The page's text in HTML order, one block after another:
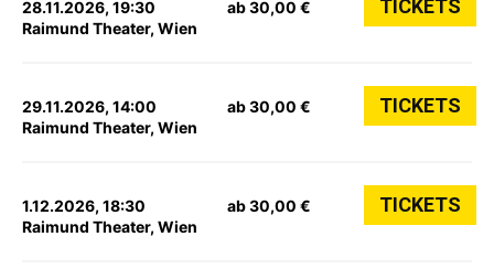
28.11.2026, 19:30
Raimund Theater, Wien
ab 30,00 € TICKETS
29.11.2026, 14:00
Raimund Theater, Wien
ab 30,00 € TICKETS
1.12.2026, 18:30
Raimund Theater, Wien
ab 30,00 € TICKETS